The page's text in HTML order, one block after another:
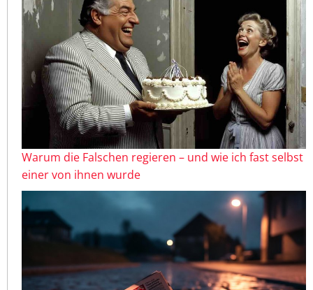
Warum die Falschen regieren – und wie ich fast selbst
einer von ihnen wurde